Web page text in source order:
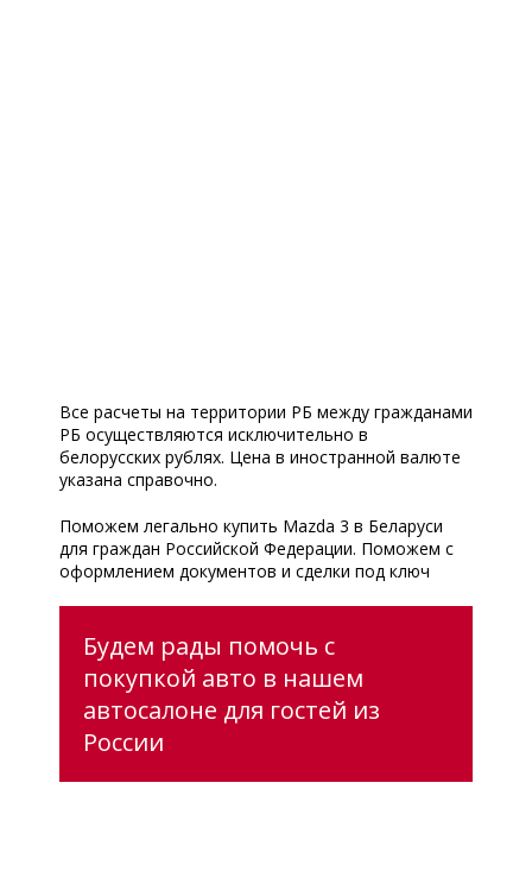
Все расчеты на территории РБ между гражданами
РБ осуществляются исключительно в
белорусских рублях. Цена в иностранной валюте
указана справочно.
Поможем легально купить Mazda 3 в Беларуси
для граждан Российской Федерации. Поможем с
оформлением документов и сделки под ключ
Будем рады помочь с
покупкой авто в нашем
автосалоне для гостей из
России